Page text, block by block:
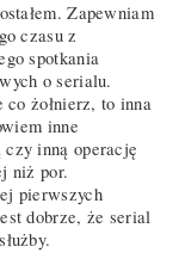
Zapewniam
czasu z
spotkania
o serialu.
żołnierz, to inna
inne
inną operację
niż por.
pierwszych
dobrze, że serial